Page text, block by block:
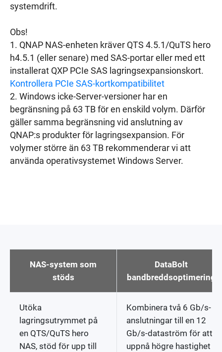
systemdrift.
Obs!
1. QNAP NAS-enheten kräver QTS 4.5.1/QuTS hero
h4.5.1 (eller senare) med SAS-portar eller med ett
installerat QXP PCIe SAS lagringsexpansionskort.
Kontrollera PCIe SAS-kortkompatibilitet
2. Windows icke-Server-versioner har en
begränsning på 63 TB för en enskild volym. Därför
gäller samma begränsning vid anslutning av
QNAP:s produkter för lagringsexpansion. För
volymer större än 63 TB rekommenderar vi att
använda operativsystemet Windows Server.
NAS-system som
stöds
DataBolt
bandbreddsoptimering
Utöka
lagringsutrymmet på
en QTS/QuTS hero
NAS, stöd för upp till
Kombinera två 6 Gb/s-
anslutningar till en 12
Gb/s-dataström för att
uppnå högre hastighet